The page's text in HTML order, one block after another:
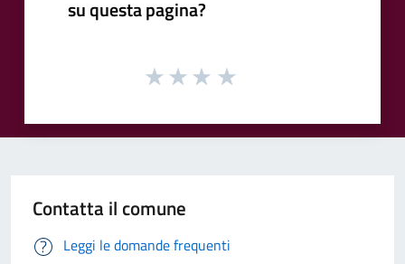
su questa pagina?
Contatta il comune
Leggi le domande frequenti